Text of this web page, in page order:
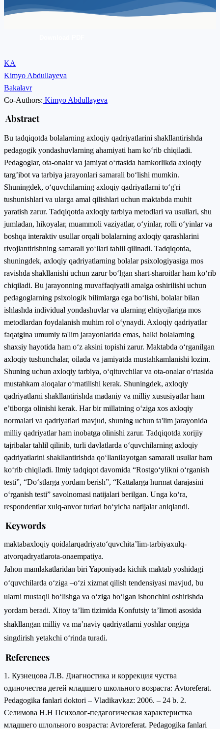
KA
Kimyo Abdullayeva
Bakalavr
Co-Authors: Kimyo Abdullayeva
Abstract
Bu tadqiqotda bolalarning axloqiy qadriyatlarini shakllantirishda
pedagogik yondashuvlarning ahamiyati ham ko‘rib chiqiladi.
Pedagoglar, ota-onalar va jamiyat o‘rtasida hamkorlikda axloqiy
targ’ibot va tarbiya jarayonlari samarali bo‘lishi mumkin.
Shuningdek, o‘quvchilarning axloqiy qadriyatlarni to‘g'ri
tushunishlari va ularga amal qilishlari uchun maktabda muhit
yaratish zarur. Tadqiqotda axloqiy tarbiya metodlari va usullari, shu
jumladan, hikoyalar, muammoli vaziyatlar, o‘yinlar, rolli o‘yinlar va
boshqa interaktiv usullar orqali bolalarning axloqiy qarashlarini
rivojlantirishning samarali yo‘llari tahlil qilinadi. Tadqiqotda,
shuningdek, axloqiy qadriyatlarning bolalar psixologiyasiga mos
ravishda shakllanishi uchun zarur bo‘lgan shart-sharoitlar ham ko‘rib
chiqiladi. Bu jarayonning muvaffaqiyatli amalga oshirilishi uchun
pedagoglarning psixologik bilimlarga ega bo‘lishi, bolalar bilan
ishlashda individual yondashuvlar va ularning ehtiyojlariga mos
metodlardan foydalanish muhim rol o‘ynaydi. Axloqiy qadriyatlar
faqatgina umumiy ta'lim jarayonlarida emas, balki bolalarning
shaxsiy hayotida ham o‘z aksini topishi zarur. Maktabda o‘rganilgan
axloqiy tushunchalar, oilada va jamiyatda mustahkamlanishi lozim.
Shuning uchun axloqiy tarbiya, o‘qituvchilar va ota-onalar o‘rtasida
mustahkam aloqalar o‘rnatilishi kerak. Shuningdek, axloqiy
qadriyatlarni shakllantirishda madaniy va milliy xususiyatlar ham
e’tiborga olinishi kerak. Har bir millatning o‘ziga xos axloqiy
normalari va qadriyatlari mavjud, shuning uchun ta'lim jarayonida
milliy qadriyatlar ham inobatga olinishi zarur. Tadqiqotda xorijiy
tajribalar tahlil qilinib, turli davlatlarda o‘quvchilarning axloqiy
qadriyatlarini shakllantirishda qo‘llanilayotgan samarali usullar ham
ko‘rib chiqiladi. Ilmiy tadqiqot davomida “Rostgo‘ylikni o‘rganish
testi”, “Do‘stlarga yordam berish”, “Kattalarga hurmat darajasini
o‘rganish testi” savolnomasi natijalari berilgan. Unga ko‘ra,
respondentlar xulq-anvor turlari bo‘yicha natijalar aniqlandi.
Keywords
maktabaxloqiy qoidalarqadriyato‘quvchita’lim-tarbiyaxulq-
atvorqadryatlarota-onaempatiya.
Jahon mamlakatlaridan biri Yaponiyada kichik maktab yoshidagi
o‘quvchilarda o‘ziga –o‘zi xizmat qilish tendensiyasi mavjud, bu
ularni mustaqil bo‘lishga va o‘ziga bo‘lgan ishonchini oshirishda
yordam beradi. Xitoy ta’lim tizimida Konfutsiy ta’limoti asosida
shakllangan milliy va ma’naviy qadriyatlarni yoshlar ongiga
singdirish yetakchi o‘rinda turadi.
References
1. Кузнецова Л.В. Диагностика и коррекция чуства
одиночества детей младшего школьного возраста: Avtoreferat.
Pedagogika fanlari doktori – Vladikavkaz: 2006. – 24 b. 2.
Селимова Н.Н Психолог-педагогическая характеристка
младшего шлольного возраста: Avtoreferat. Pedagogika fanlari